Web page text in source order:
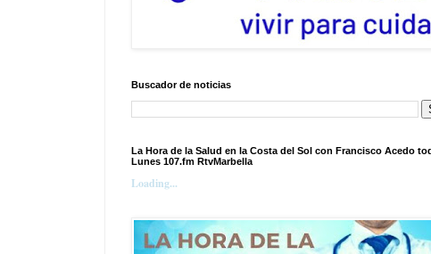
Buscador de noticias
La Hora de la Salud en la Costa del Sol con Francisco Acedo
Lunes 107.fm RtvMarbella
Loading...